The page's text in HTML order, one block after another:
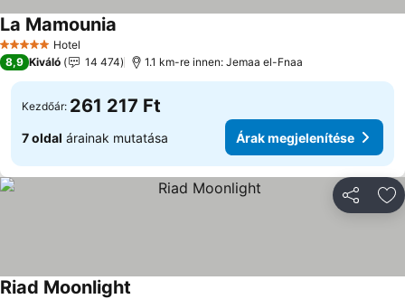
5 KategóriaHotel
La Mamounia
8,9 Kiváló 14 474 1.1 km-re innen: Jemaa el-Fnaa
Kezdőár: 261 217 Ft
7 oldal árainak mutatása Árak megjelenítése
Riad Moonlight